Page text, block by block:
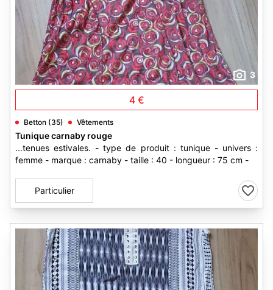
3
4 €
Betton (35) Vêtements
Tunique carnaby rouge
...tenues estivales. - type de produit : tunique - univers :
femme - marque : carnaby - taille : 40 - longueur : 75 cm -
Particulier